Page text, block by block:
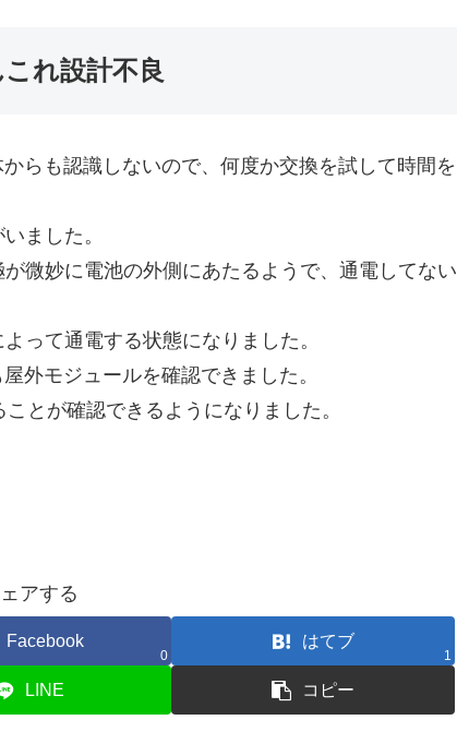
れ設計不良
らも認識しないので、何度か交換を試して時間を
いました。
微妙に電池の外側にあたるようで、通電してない
って通電する状態になりました。
外モジュールを確認できました。
とが確認できるようになりました。
アする
Facebook
0
はてブ
1
LINE コピー